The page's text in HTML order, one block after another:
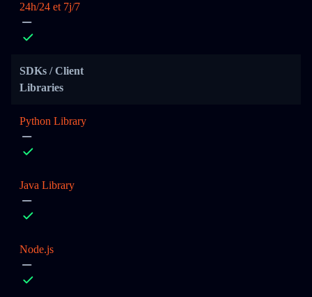
24h/24 et 7j/7
SDKs / Client
Libraries
Python Library
Java Library
Node.js